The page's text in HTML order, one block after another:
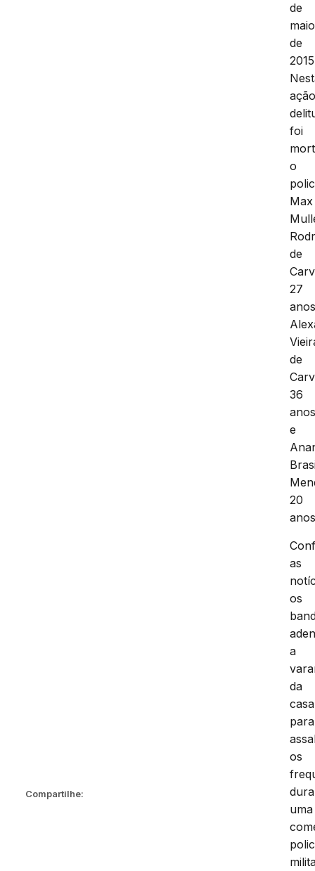
Compartilhe:
de
maio
de
foi
o
Max
de
27
de
36
e
20
as
os
a
da
casa
para
os
uma